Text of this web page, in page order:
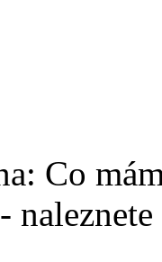
Co
naleznete